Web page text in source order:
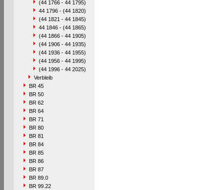
(44 1766 - 44 1795)
44 1796 - (44 1820)
(44 1821 - 44 1845)
44 1846 - (44 1865)
(44 1866 - 44 1905)
(44 1906 - 44 1935)
(44 1936 - 44 1955)
(44 1956 - 44 1995)
(44 1996 - 44 2025)
Verbleib
BR 45
BR 50
BR 62
BR 64
BR 71
BR 80
BR 81
BR 84
BR 85
BR 86
BR 87
BR 89.0
BR 99.22